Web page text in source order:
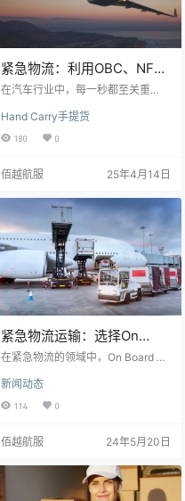
紧急物流：利用OBC、NFO
及包机服务为汽车行业护航
在汽车行业中，每一秒都至关重
确定性不断增加，确保关键零部件
的及时送达已成为维持生产线高效
运转的重要保障。面对潜在的供应
的紧急物流解决方案，以降低风险
性 汽车生产中，零部件的供应中断
可能直接导致生产线停摆，给企业
带来巨大的经济损失。因此，企业
需要快速响应，确保关键零部件能
够迅速送达现场。有效的紧急物流
不仅能最…
Hand Carry手提货
180 0
佰越航服 25年4月14日
紧急物流运输：选择On
Board Courier还是Next
在紧急物流的领域中，On Board Co
FO）都是备受推崇的运输方式。然
而，每种方式都有其独特的优点和
ght Out（NFO） NFO简而言之，即
航班上进行运输。这种服务依赖于
商业航空公司的专业处理能力，能
新闻动态
114 0
佰越航服 24年5月20日